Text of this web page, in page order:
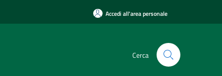
Accedi all'area personale
Cerca